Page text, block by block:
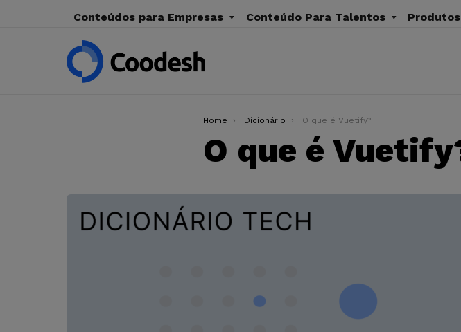
Conteúdos para Empresas Conteúdo Para Talentos Produtos
You are here:
Home Dicionário O que é Vuetify?
O que é